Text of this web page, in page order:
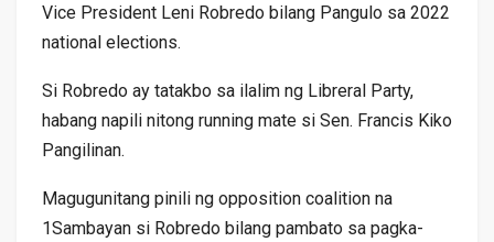
Vice President Leni Robredo bilang Pangulo sa 2022
national elections.
Si Robredo ay tatakbo sa ilalim ng Libreral Party,
habang napili nitong running mate si Sen. Francis Kiko
Pangilinan.
Magugunitang pinili ng opposition coalition na
1Sambayan si Robredo bilang pambato sa pagka-